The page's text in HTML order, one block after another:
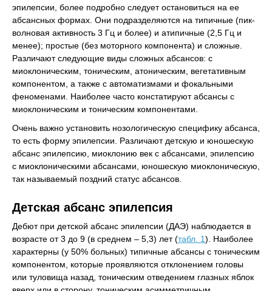
эпилепсии, более подробно следует остановиться на ее
абсансных формах. Они подразделяются на типичные (пик-
волновая активность 3 Гц и более) и атипичные (2,5 Гц и
менее); простые (без моторного компонента) и сложные.
Различают следующие виды сложных абсансов: с
миоклоническим, тоническим, атоническим, вегетативным
компонентом, а также с автоматизмами и фокальными
феноменами. Наиболее часто констатируют абсансы с
миоклоническим и тоническим компонентами.
Очень важно установить нозологическую специфику абсанса,
то есть форму эпилепсии. Различают детскую и юношескую
абсанс эпилепсию, миоклонию век с абсансами, эпилепсию
с миоклоническими абсансами, юношескую миоклоническую,
так называемый поздний статус абсансов.
Детская абсанс эпилепсия
Дебют при детской абсанс эпилепсии (ДАЭ) наблюдается в
возрасте от 3 до 9 (в среднем – 5,3) лет (табл. 1). Наиболее
характерны (у 50% больных) типичные абсансы с тоническим
компонентом, которые проявляются отклонением головы
или туловища назад, тоническим отведением глазных яблок